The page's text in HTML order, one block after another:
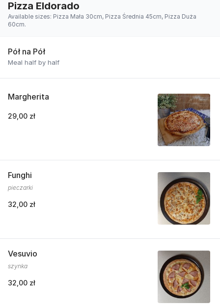
Pizza Eldorado
Available sizes: Pizza Mała 30cm, Pizza Średnia 45cm, Pizza Duża
60cm.
Pół na Pół
Meal half by half
Margherita
29,00 zł
Funghi
pieczarki
32,00 zł
Vesuvio
szynka
32,00 zł